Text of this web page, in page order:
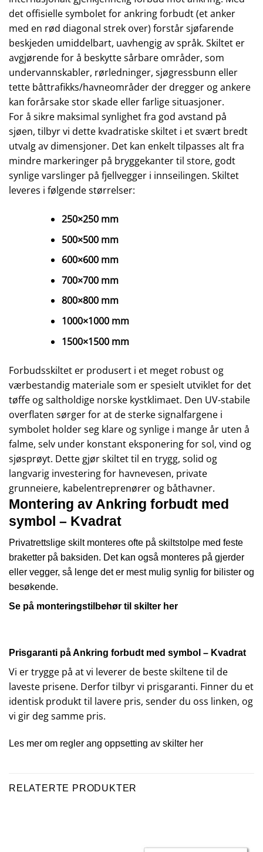
det offisielle symbolet for ankring forbudt (et anker
med en rød diagonal strek over) forstår sjøfarende
beskjeden umiddelbart, uavhengig av språk. Skiltet er
avgjørende for å beskytte sårbare områder, som
undervannskabler, rørledninger, sjøgressbunn eller
tette båttrafikks/havneområder der dregger og ankere
kan forårsake stor skade eller farlige situasjoner.
For å sikre maksimal synlighet fra god avstand på
sjøen, tilbyr vi dette kvadratiske skiltet i et svært bredt
utvalg av dimensjoner. Det kan enkelt tilpasses alt fra
mindre markeringer på bryggekanter til store, godt
synlige varslinger på fjellvegger i innseilingen. Skiltet
leveres i følgende størrelser:
250×250 mm
500×500 mm
600×600 mm
700×700 mm
800×800 mm
1000×1000 mm
1500×1500 mm
Forbudsskiltet er produsert i et meget robust og
værbestandig materiale som er spesielt utviklet for det
tøffe og saltholdige norske kystklimaet. Den UV-stabile
overflaten sørger for at de sterke signalfargene i
symbolet holder seg klare og synlige i mange år uten å
falme, selv under konstant eksponering for sol, vind og
sjøsprøyt. Dette gjør skiltet til en trygg, solid og
langvarig investering for havnevesen, private
grunneiere, kabelentreprenører og båthavner.
Montering av Ankring forbudt med
symbol – Kvadrat
Privatrettslige skilt monteres ofte på skiltstolpe med feste
braketter på baksiden. Det kan også monteres på gjerder
eller vegger, så lenge det er mest mulig synlig for bilister og
besøkende.
Se på monteringstilbehør til skilter her
Prisgaranti på Ankring forbudt med symbol – Kvadrat
Vi er trygge på at vi leverer de beste skiltene til de
laveste prisene. Derfor tilbyr vi prisgaranti. Finner du et
identisk produkt til lavere pris, sender du oss linken, og
vi gir deg samme pris.
Les mer om regler ang oppsetting av skilter her
RELATERTE PRODUKTER